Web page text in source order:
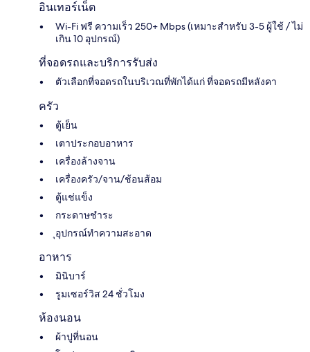
อินเทอร์เน็ต
Wi-Fi ฟรี ความเร็ว 250+ Mbps (เหมาะสำหรับ 3-5 ผู้ใช้ / ไม่
เกิน 10 อุปกรณ์)
ที่จอดรถและบริการรับส่ง
ตัวเลือกที่จอดรถในบริเวณที่พักได้แก่ ที่จอดรถมีหลังคา
ครัว
ตู้เย็น
เตาประกอบอาหาร
เครื่องล้างจาน
เครื่องครัว/จาน/ช้อนส้อม
ตู้แช่แข็ง
กระดาษชำระ
ุอุปกรณ์ทำความสะอาด
อาหาร
มินิบาร์
รูมเซอร์วิส 24 ชั่วโมง
ห้องนอน
ผ้าปูที่นอน